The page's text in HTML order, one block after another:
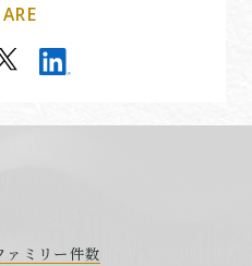
ァミリー件数